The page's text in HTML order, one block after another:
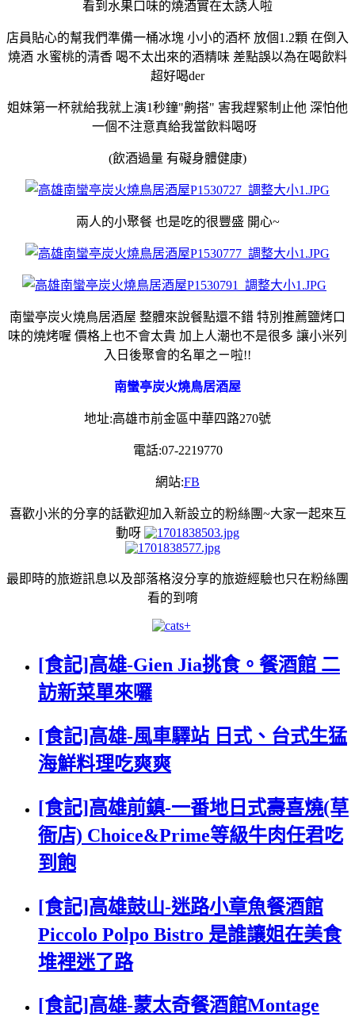
看到水果口味的燒酒實在太誘人啦
店員貼心的幫我們準備一桶冰塊 小小的酒杯 放個1.2顆 在倒入
燒酒 水蜜桃的清香 喝不太出來的酒精味 差點誤以為在喝飲料
超好喝der
姐妹第一杯就給我就上演1秒鐘"齁搭" 害我趕緊制止他 深怕他
一個不注意真給我當飲料喝呀
(飲酒過量 有礙身體健康)
兩人的小聚餐 也是吃的很豐盛 開心~
南蠻亭炭火燒鳥居酒屋 整體來說餐點還不錯 特別推薦鹽烤口
味的燒烤喔 價格上也不會太貴 加上人潮也不是很多 讓小米列
入日後聚會的名單之ㄧ啦!!
南蠻亭炭火燒鳥居酒屋
地址:高雄市前金區中華四路270號
電話:07-2219770
網站:FB
喜歡小米的分享的話歡迎加入新設立的粉絲團~大家一起來互
動呀
最即時的旅遊訊息以及部落格沒分享的旅遊經驗也只在粉絲團
看的到唷
[食記]高雄-Gien Jia挑食。餐酒館 二
訪新菜單來囉
[食記]高雄-風車驛站 日式、台式生猛
海鮮料理吃爽爽
[食記]高雄前鎮-一番地日式壽喜燒(草
衙店) Choice&Prime等級牛肉任君吃
到飽
[食記]高雄鼓山-迷路小章魚餐酒館
Piccolo Polpo Bistro 是誰讓姐在美食
堆裡迷了路
[食記]高雄-蒙太奇餐酒館Montage